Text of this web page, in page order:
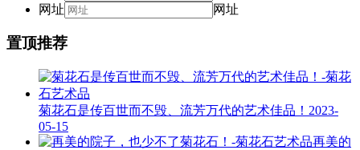
网址
网址
置顶推荐
菊花石是传百世而不毁、流芳万代的艺术佳品！ 2023-
05-15
再美的